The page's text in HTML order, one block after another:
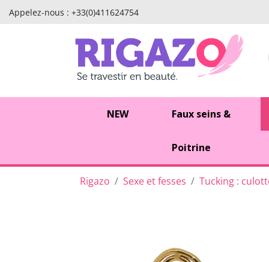
Appelez-nous : +33(0)411624754
NEW Faux seins &
Poitrine
Rigazo Sexe et fesses Tucking :